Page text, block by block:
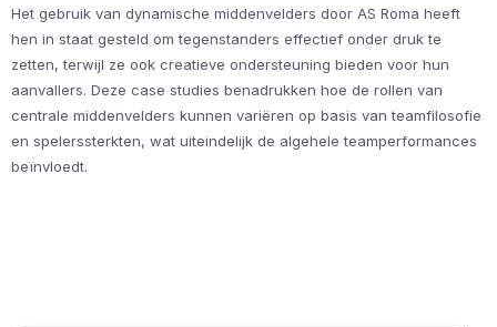
Het gebruik van dynamische middenvelders door AS Roma heeft
hen in staat gesteld om tegenstanders effectief onder druk te
zetten, terwijl ze ook creatieve ondersteuning bieden voor hun
aanvallers. Deze case studies benadrukken hoe de rollen van
centrale middenvelders kunnen variëren op basis van teamfilosofie
en spelerssterkten, wat uiteindelijk de algehele teamperformances
beïnvloedt.